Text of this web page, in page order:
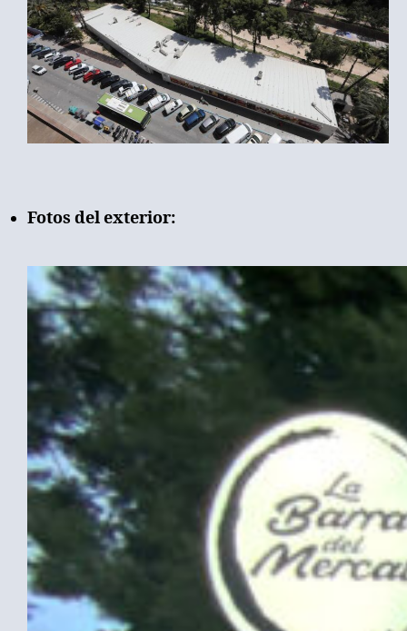
Fotos del exterior: